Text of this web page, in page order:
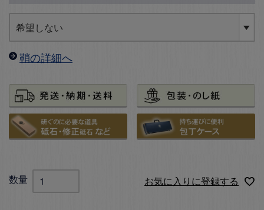
鞘の詳細へ
お気に入りに登録する